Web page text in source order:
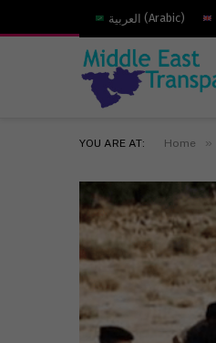
العربية (Arabic)
YOU ARE AT: Home »